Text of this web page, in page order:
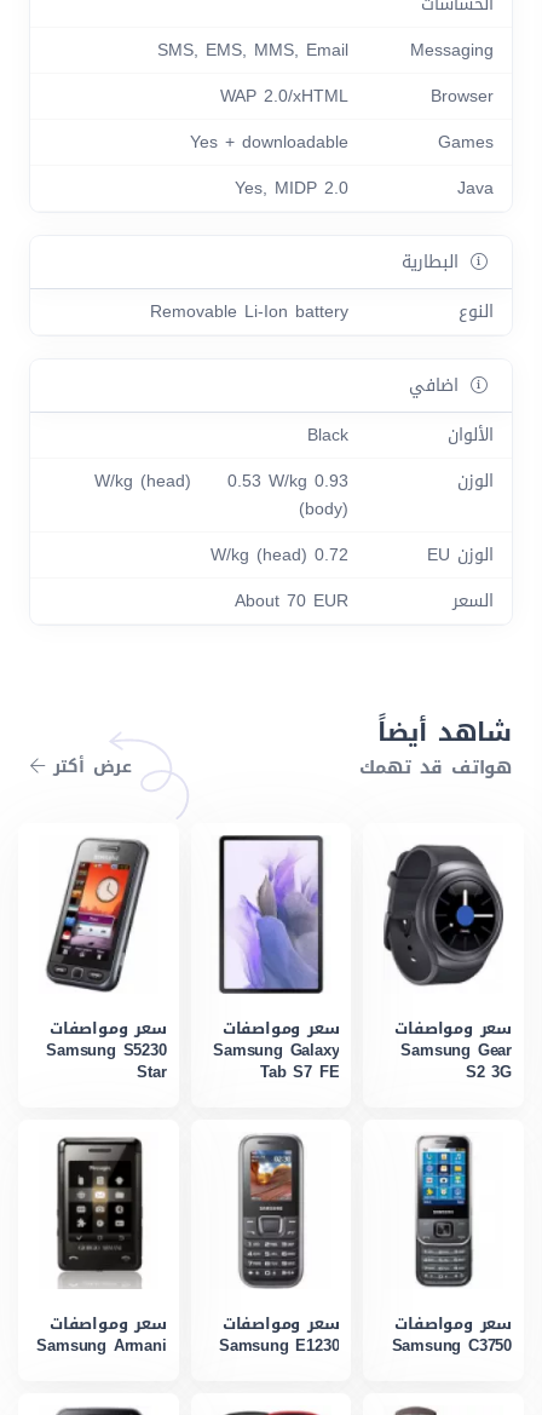
Messaging
SMS, EMS, MMS, Email
Browser
WAP 2.0/xHTML
Games
Yes + downloadable
Java
Yes, MIDP 2.0
البطارية
النوع
Removable Li-Ion battery
اضافي
الألوان
Black
الوزن
0.93 W/kg (head) 0.53 W/kg
(body)
الوزن EU
0.72 W/kg (head)
السعر
About 70 EUR
شاهد أيضاً
هواتف قد تهمك عرض أكتر
سعر ومواصفات
Samsung Gear
S2 3G
سعر ومواصفات
Samsung Galaxy
Tab S7 FE
سعر ومواصفات
Samsung S5230
Star
سعر ومواصفات
Samsung C3750
سعر ومواصفات
Samsung E1230
سعر ومواصفات
Samsung Armani